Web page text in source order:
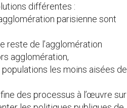
différentes :
parisienne sont
reste de l’agglomération
agglomération,
les moins aisées de
des processus à l’œuvre sur